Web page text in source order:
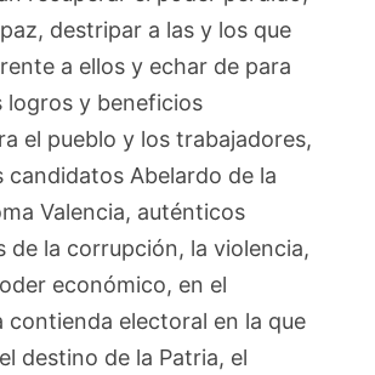
destripar a las y los que
a ellos y echar de para
logros y beneficios
el pueblo y los trabajadores,
candidatos Abelardo de la
Valencia, auténticos
de la corrupción, la violencia,
económico, en el
contienda electoral en la que
destino de la Patria, el